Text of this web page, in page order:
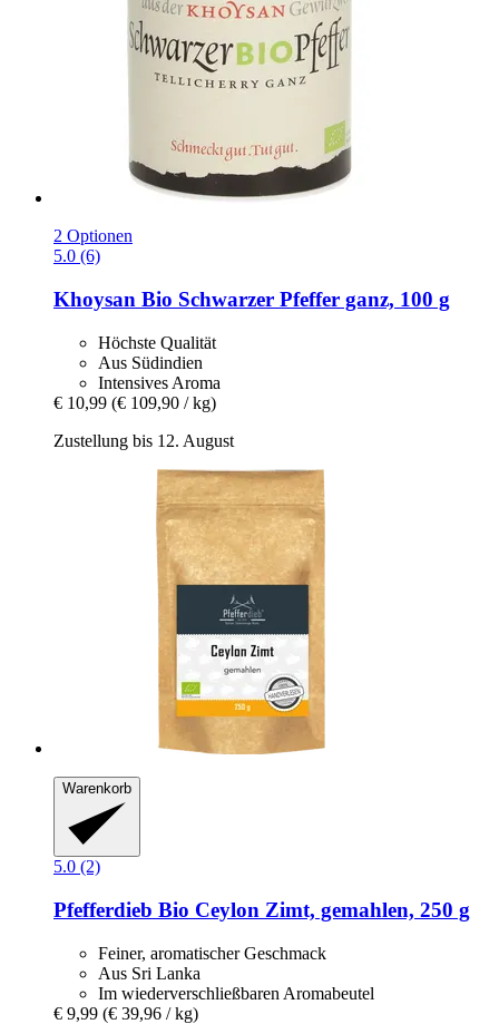
2 Optionen
5.0 (6)
Khoysan Bio Schwarzer Pfeffer ganz, 100 g
Höchste Qualität
Aus Südindien
Intensives Aroma
€ 10,99 (€ 109,90 / kg)
Zustellung bis 12. August
Warenkorb
5.0 (2)
Pfefferdieb Bio Ceylon Zimt, gemahlen, 250 g
Feiner, aromatischer Geschmack
Aus Sri Lanka
Im wiederverschließbaren Aromabeutel
€ 9,99 (€ 39,96 / kg)